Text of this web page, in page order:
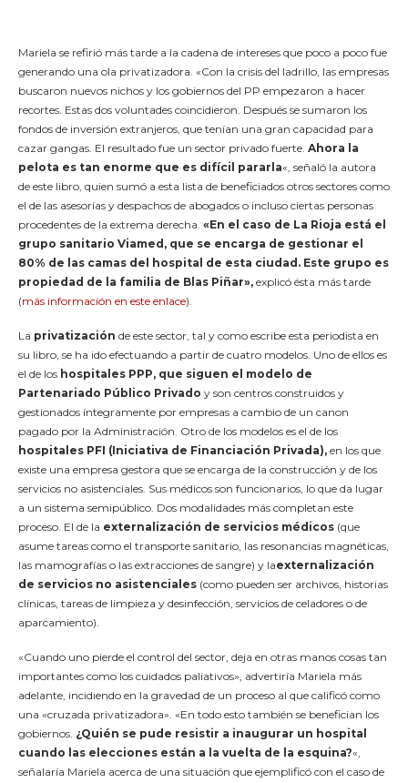
Mariela se refirió más tarde a la cadena de intereses que poco a poco fue
generando una ola privatizadora. «Con la crisis del ladrillo, las empresas
buscaron nuevos nichos y los gobiernos del PP empezaron a hacer
recortes. Estas dos voluntades coincidieron. Después se sumaron los
fondos de inversión extranjeros, que tenían una gran capacidad para
cazar gangas. El resultado fue un sector privado fuerte. Ahora la
pelota es tan enorme que es difícil pararla«, señaló la autora
de este libro, quien sumó a esta lista de beneficiados otros sectores como
el de las asesorías y despachos de abogados o incluso ciertas personas
procedentes de la extrema derecha. «En el caso de La Rioja está el
grupo sanitario Viamed, que se encarga de gestionar el
80% de las camas del hospital de esta ciudad. Este grupo es
propiedad de la familia de Blas Piñar», explicó ésta más tarde
(más información en este enlace).
La privatización de este sector, tal y como escribe esta periodista en
su libro, se ha ido efectuando a partir de cuatro modelos. Uno de ellos es
el de los hospitales PPP, que siguen el modelo de
Partenariado Público Privado y son centros construidos y
gestionados íntegramente por empresas a cambio de un canon
pagado por la Administración. Otro de los modelos es el de los
hospitales PFI (Iniciativa de Financiación Privada), en los que
existe una empresa gestora que se encarga de la construcción y de los
servicios no asistenciales. Sus médicos son funcionarios, lo que da lugar
a un sistema semipúblico. Dos modalidades más completan este
proceso. El de la externalización de servicios médicos (que
asume tareas como el transporte sanitario, las resonancias magnéticas,
las mamografías o las extracciones de sangre) y laexternalización
de servicios no asistenciales (como pueden ser archivos, historias
clínicas, tareas de limpieza y desinfección, servicios de celadores o de
aparcamiento).
«Cuando uno pierde el control del sector, deja en otras manos cosas tan
importantes como los cuidados paliativos», advertiría Mariela más
adelante, incidiendo en la gravedad de un proceso al que calificó como
una «cruzada privatizadora». «En todo esto también se benefician los
gobiernos. ¿Quién se pude resistir a inaugurar un hospital
cuando las elecciones están a la vuelta de la esquina?«,
señalaría Mariela acerca de una situación que ejemplificó con el caso de